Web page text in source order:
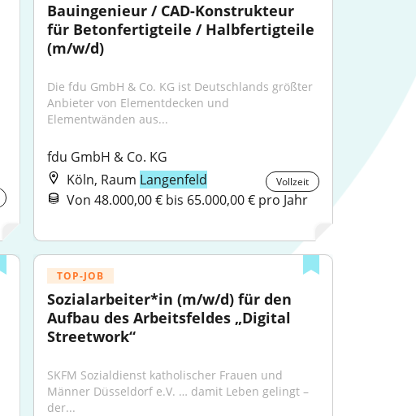
Bauingenieur / CAD-Konstrukteur
für Betonfertigteile / Halbfertigteile
(m/w/d)
Die fdu GmbH & Co. KG ist Deutschlands größter
Anbieter von Elementdecken und
Elementwänden aus...
fdu GmbH & Co. KG
Köln, Raum Langenfeld Vollzeit
Von 48.000,00 € bis 65.000,00 € pro Jahr
TOP-JOB
Sozialarbeiter*in (m/w/d) für den
Aufbau des Arbeitsfeldes „Digital
Streetwork“
SKFM Sozialdienst katholischer Frauen und
Männer Düsseldorf e.V. … damit Leben gelingt –
der...